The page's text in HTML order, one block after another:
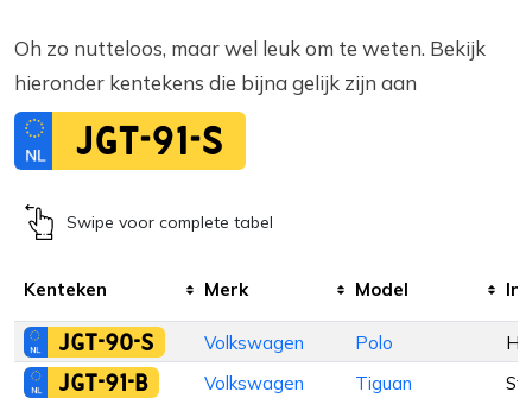
Oh zo nutteloos, maar wel leuk om te weten. Bekijk
hieronder kentekens die bijna gelijk zijn aan
JGT-91-S
Swipe voor complete tabel
Kenteken Merk Model
JGT-90-S Volkswagen Polo
JGT-91-B Volkswagen Tiguan